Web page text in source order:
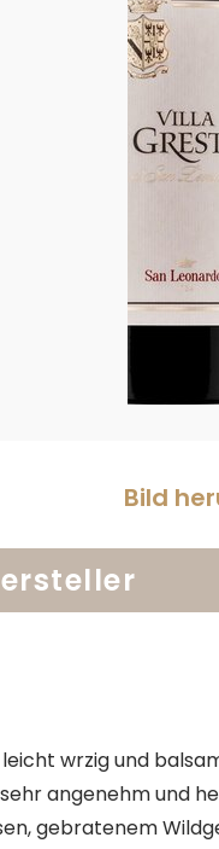
Bild
wrzig und
angenehm und
gebratenem